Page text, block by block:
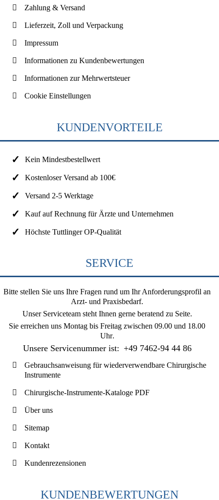
Zahlung & Versand
Lieferzeit, Zoll und Verpackung
Impressum
Informationen zu Kundenbewertungen
Informationen zur Mehrwertsteuer
Cookie Einstellungen
KUNDENVORTEILE
Kein Mindestbestellwert
Kostenloser Versand ab 100€
Versand 2-5 Werktage
Kauf auf Rechnung für Ärzte und Unternehmen
Höchste Tuttlinger OP-Qualität
SERVICE
Bitte stellen Sie uns Ihre Fragen rund um Ihr Anforderungsprofil an
Arzt- und Praxisbedarf.
Unser Serviceteam steht Ihnen gerne beratend zu Seite.
Sie erreichen uns Montag bis Freitag zwischen 09.00 und 18.00
Uhr.
Unsere Servicenummer ist: +49 7462-94 44 86
Gebrauchsanweisung für wiederverwendbare Chirurgische
Instrumente
Chirurgische-Instrumente-Kataloge PDF
Über uns
Sitemap
Kontakt
Kundenrezensionen
KUNDENBEWERTUNGEN